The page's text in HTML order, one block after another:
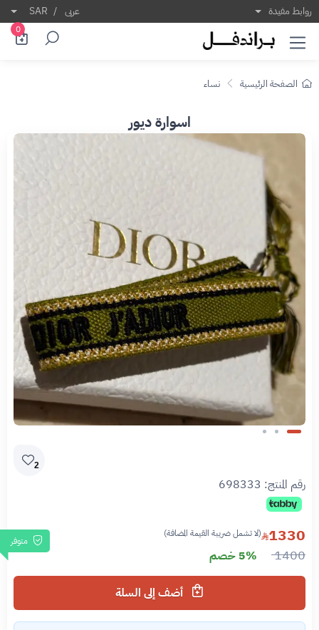
روابط مفيدة عربى /
SAR
0
الصفحة الرئيسية نساء
اسوارة ديور
Slide 1 of 3
2
رقم المنتج: 698333
متوفر 1330 (لا تشمل ضريبة القيمة المضافة)
1400 5% خصم